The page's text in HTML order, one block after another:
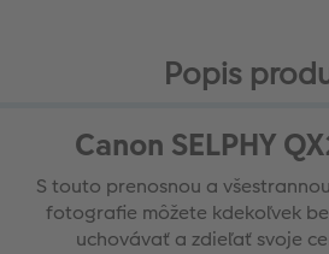
Popis
Canon SELPHY
S touto prenosnou a všestrannou
fotografie môžete kdekoľvek
uchovávať a zdieľať svoje